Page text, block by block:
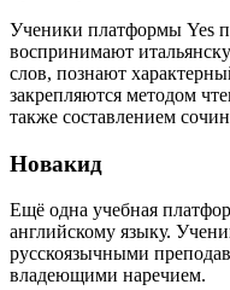
Ученики платформы Yes
воспринимают
слов, познают
закрепляются методом
также составлением
Новакид
Ещё одна учебная
английскому языку.
русскоязычными
владеющими наречием.